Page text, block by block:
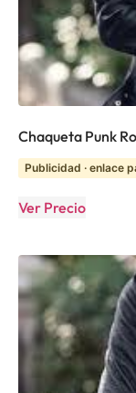
Chaqueta Punk
Publicidad · enlace
Ver Precio